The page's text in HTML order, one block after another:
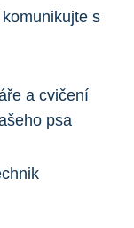
s
a cvičení
psa